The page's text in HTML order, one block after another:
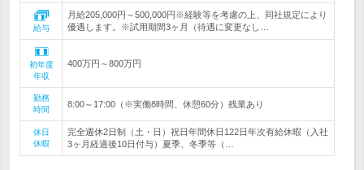
給与
月給205,000円～500,000円※経験等を考慮の上、同社規定により
優遇します。※試用期間3ヶ月（待遇に変更なし…
初年度
年収
400万円～800万円
勤務
時間
8:00～17:00（※実働8時間、休憩60分）残業あり
休日
休暇
完全週休2日制（土・日）祝日年間休日122日年次有給休暇（入社
3ヶ月経過後10日付与）夏季、冬季等（…